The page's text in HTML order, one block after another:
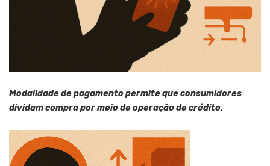
Modalidade de pagamento permite que consumidores
dividam compra por meio de operação de crédito.